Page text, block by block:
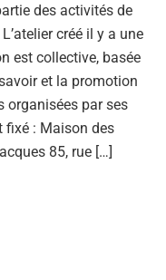
des activités de
créé il y a une
est collective, basée
et la promotion
organisées par ses
fixé : Maison des
85, rue […]